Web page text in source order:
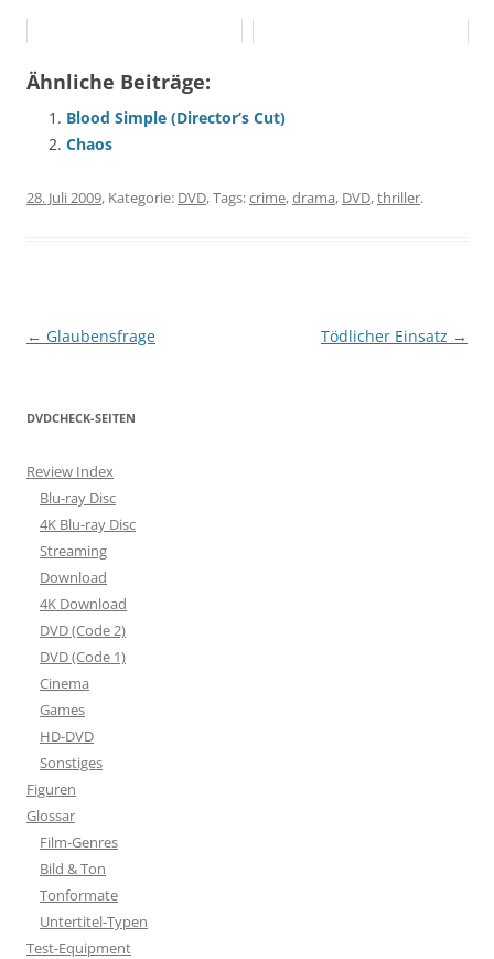
Ähnliche Beiträge:
Blood Simple (Director’s Cut)
Chaos
28. Juli 2009, Kategorie: DVD, Tags:crime,drama, DVD,thriller.
Beitragsnavigation
← Glaubensfrage Tödlicher Einsatz →
DVDCHECK-SEITEN
Review Index
Blu-ray Disc
4K Blu-ray Disc
Streaming
Download
4K Download
DVD (Code 2)
DVD (Code 1)
Cinema
Games
HD-DVD
Sonstiges
Figuren
Glossar
Film-Genres
Bild & Ton
Tonformate
Untertitel-Typen
Test-Equipment